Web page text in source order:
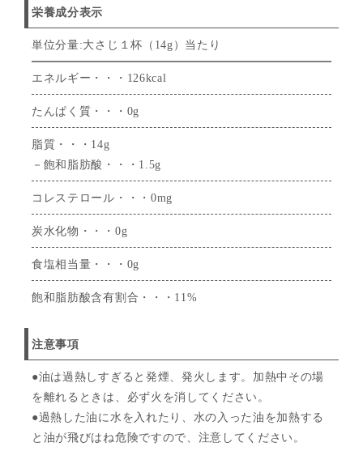
栄養成分表示
単位分量:大さじ１杯（14g）当たり
エネルギー・・・126kcal
たんぱく質・・・0g
脂質・・・14g
－飽和脂肪酸・・・1.5g
コレステロール・・・0mg
炭水化物・・・0g
食塩相当量・・・0g
飽和脂肪酸含有割合・・・11%
注意事項
●油は過熱しすぎると発煙、発火します。加熱中その場
を離れるときは、必ず火を消してください。
●過熱した油に水を入れたり、水の入った油を加熱する
と油が飛びはね危険ですので、注意してください。